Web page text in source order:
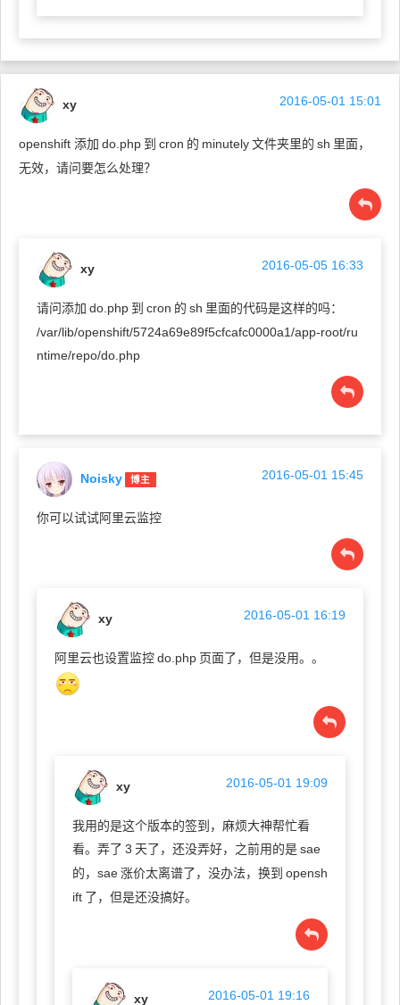
xy 2016-05-01 15:01
openshift 添加 do.php 到 cron 的 minutely文件夹里的 sh 里面，
无效，请问要怎么处理？
xy 2016-05-05 16:33
请问添加 do.php 到 cron 的 sh 里面的代码是这样的吗：
/var/lib/openshift/5724a69e89f5cfcafc0000a1/app-root/ru
ntime/repo/do.php
Noisky 博主 2016-05-01 15:45
你可以试试阿里云监控
xy 2016-05-01 16:19
阿里云也设置监控do.php 页面了，但是没用。。
xy 2016-05-01 19:09
我用的是这个版本的签到，麻烦大神帮忙看
看。弄了 3 天了，还没弄好，之前用的是sae
的，sae涨价太离谱了，没办法，换到 opensh
ift 了，但是还没搞好。
xy 2016-05-01 19:16